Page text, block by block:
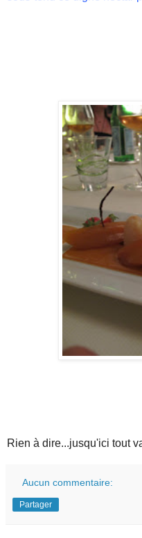
Rien à dire...jusqu'ici tout
Aucun commentaire:
Partager